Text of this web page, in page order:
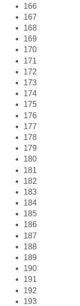
166
167
168
169
170
171
172
173
174
175
176
177
178
179
180
181
182
183
184
185
186
187
188
189
190
191
192
193